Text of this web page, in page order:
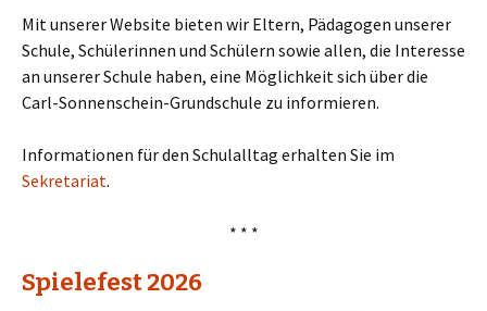
Mit unserer Website bieten wir Eltern, Pädagogen unserer
Schule, Schülerinnen und Schülern sowie allen, die Interesse
an unserer Schule haben, eine Möglichkeit sich über die
Carl-Sonnenschein-Grundschule zu informieren.
Informationen für den Schulalltag erhalten Sie im
Sekretariat.
* * *
Spielefest 2026